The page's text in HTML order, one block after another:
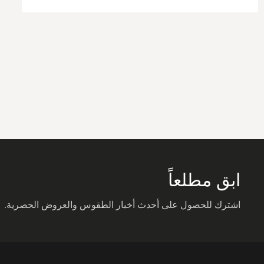
ابق مطلعاً
اشترك للحصول على أحدث أخبار الطقوس والعروض الحصرية.